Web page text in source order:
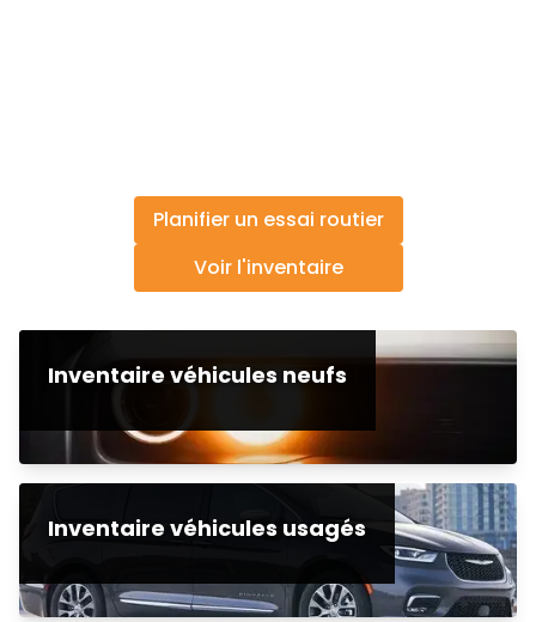
Planifier un essai routier
Voir l'inventaire
Inventaire véhicules neufs
Inventaire véhicules usagés